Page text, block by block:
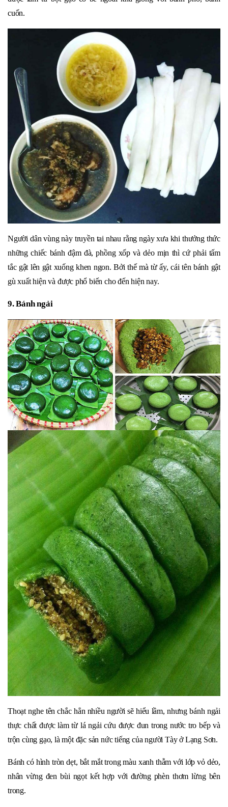
cuốn.
Người dân vùng này truyền tai nhau rằng ngày xưa khi thưởng thức
những chiếc bánh đậm đà, phồng xốp và dẻo mịn thì cứ phải tấm
tắc gật lên gật xuống khen ngon. Bởi thế mà từ ấy, cái tên bánh gật
gù xuất hiện và được phổ biến cho đến hiện nay.
9. Bánh ngải
Thoạt nghe tên chắc hẳn nhiều người sẽ hiểu lầm, nhưng bánh ngải
thực chất được làm từ lá ngải cứu được đun trong nước tro bếp và
trộn cùng gạo, là một đặc sản nức tiếng của người Tày ở Lạng Sơn.
Bánh có hình tròn dẹt, bắt mắt trong màu xanh thẫm với lớp vỏ dẻo,
nhân vừng đen bùi ngọt kết hợp với đường phèn thơm lừng bên
trong.